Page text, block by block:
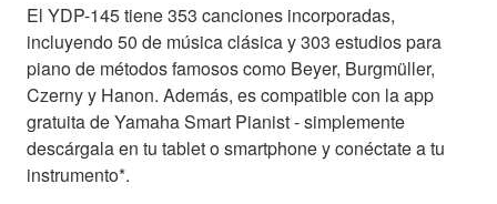
El YDP-145 tiene 353 canciones incorporadas,
incluyendo 50 de música clásica y 303 estudios para
piano de métodos famosos como Beyer, Burgmüller,
Czerny y Hanon. Además, es compatible con la app
gratuita de Yamaha Smart Pianist - simplemente
descárgala en tu tablet o smartphone y conéctate a tu
instrumento*.